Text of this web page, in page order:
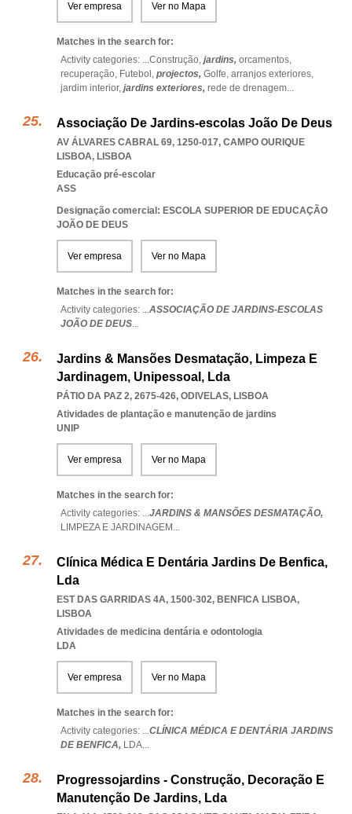
Ver empresa Ver no Mapa
Matches in the search for:
Activity categories: ...Construção, jardins, orcamentos,
recuperação, Futebol, projectos, Golfe, arranjos exteriores,
jardim interior, jardins exteriores, rede de drenagem...
Associação De Jardins-escolas João De Deus
AV ÁLVARES CABRAL 69, 1250-017, CAMPO OURIQUE
LISBOA, LISBOA
Educação pré-escolar
ASS
Designação comercial: ESCOLA SUPERIOR DE EDUCAÇÃO
JOÃO DE DEUS
Ver empresa Ver no Mapa
Matches in the search for:
Activity categories: ...ASSOCIAÇÃO DE JARDINS-ESCOLAS
JOÃO DE DEUS...
Jardins & Mansões Desmatação, Limpeza E
Jardinagem, Unipessoal, Lda
PÁTIO DA PAZ 2, 2675-426, ODIVELAS, LISBOA
Atividades de plantação e manutenção de jardins
UNIP
Ver empresa Ver no Mapa
Matches in the search for:
Activity categories: ...JARDINS & MANSÕES DESMATAÇÃO,
LIMPEZA E JARDINAGEM ...
Clínica Médica E Dentária Jardins De Benfica,
Lda
EST DAS GARRIDAS 4A, 1500-302, BENFICA LISBOA,
LISBOA
Atividades de medicina dentária e odontologia
LDA
Ver empresa Ver no Mapa
Matches in the search for:
Activity categories: ...CLÍNICA MÉDICA E DENTÁRIA JARDINS
DE BENFICA, LDA...
Progressojardins - Construção, Decoração E
Manutenção De Jardins, Lda